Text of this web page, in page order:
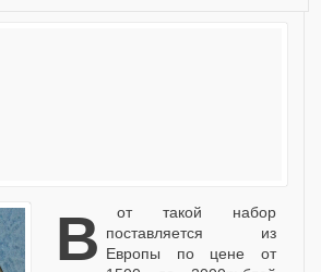
вот такой набор поставляется из
Европы по цене от